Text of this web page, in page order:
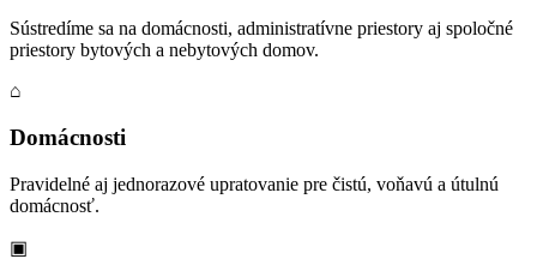
Sústredíme sa na domácnosti, administratívne priestory aj spoločné
priestory bytových a nebytových domov.
⌂
Domácnosti
Pravidelné aj jednorazové upratovanie pre čistú, voňavú a útulnú
domácnosť.
▣